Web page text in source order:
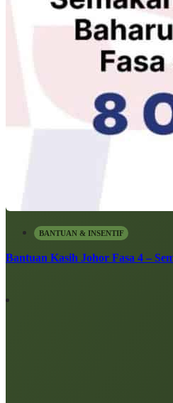
BANTUAN & INSENTIF
Bantuan Kasih Johor Fasa 4 –